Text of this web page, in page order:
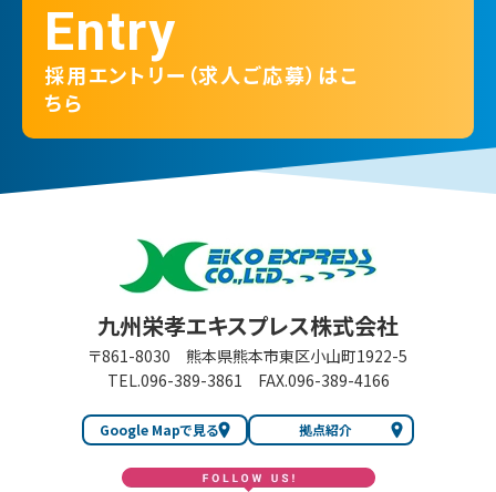
Entry
採用エントリー（求人ご応募）はこ
ちら
九州栄孝エキスプレス株式会社
〒861-8030 熊本県熊本市東区小山町1922-5
TEL.096-389-3861
FAX.096-389-4166
Google Mapで見る 拠点紹介